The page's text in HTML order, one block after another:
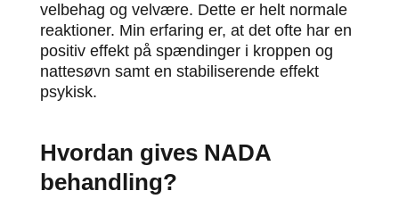
velbehag og velvære. Dette er helt normale
reaktioner. Min erfaring er, at det ofte har en
positiv effekt på spændinger i kroppen og
nattesøvn samt en stabiliserende effekt
psykisk.
Hvordan gives NADA
behandling?